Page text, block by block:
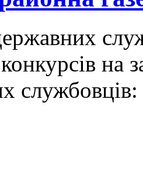
на
службовців: